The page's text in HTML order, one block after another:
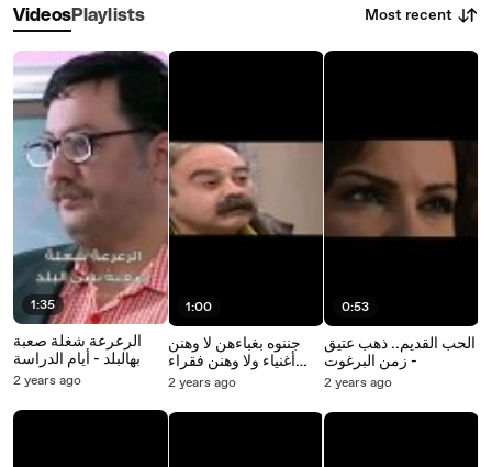
VideosPlaylists Most recent
1:35
الرعرعة شغلة صعبة
بهالبلد - أيام الدراسة
2 years ago
1:00
جننوه بغباءهن لا وهنن
أغنياء ولا وهنن فقراء
مشي الحال - عيلة 7
2 years ago
0:53
الحب القديم.. ذهب عتيق
- زمن البرغوت
2 years ago